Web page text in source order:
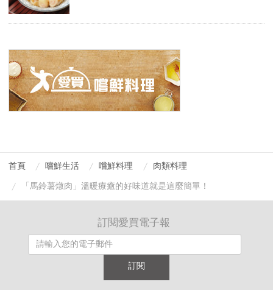
首頁 嚐鮮生活 嚐鮮料理
肉類料理
「馬鈴薯燉肉」溫暖療癒的好味道就是這麼簡單！
訂閱愛買電子報
訂閱